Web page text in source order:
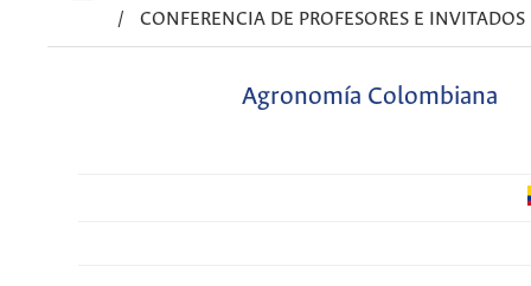
/
CONFERENCIA DE PROFESORES E INVITADOS
Agronomía Colombiana